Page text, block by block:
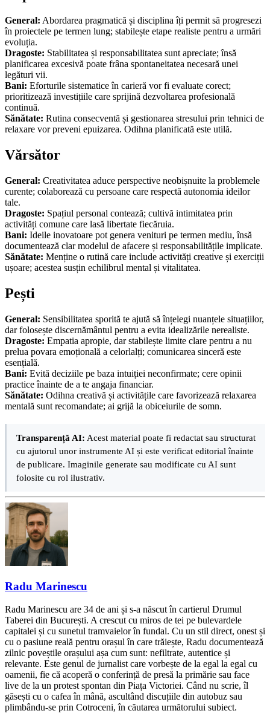
General: Abordarea pragmatică și disciplina îți permit să progresezi
în proiectele pe termen lung; stabilește etape realiste pentru a urmări
evoluția.
Dragoste: Stabilitatea și responsabilitatea sunt apreciate; însă
planificarea excesivă poate frâna spontaneitatea necesară unei
legături vii.
Bani: Eforturile sistematice în carieră vor fi evaluate corect;
prioritizează investițiile care sprijină dezvoltarea profesională
continuă.
Sănătate: Rutina consecventă și gestionarea stresului prin tehnici de
relaxare vor preveni epuizarea. Odihna planificată este utilă.
Vărsător
General: Creativitatea aduce perspective neobișnuite la problemele
curente; colaborează cu persoane care respectă autonomia ideilor
tale.
Dragoste: Spațiul personal contează; cultivă intimitatea prin
activități comune care lasă libertate fiecăruia.
Bani: Ideile inovatoare pot genera venituri pe termen mediu, însă
documentează clar modelul de afacere și responsabilitățile implicate.
Sănătate: Menține o rutină care include activități creative și exerciții
ușoare; acestea susțin echilibrul mental și vitalitatea.
Pești
General: Sensibilitatea sporită te ajută să înțelegi nuanțele situațiilor,
dar folosește discernământul pentru a evita idealizările nerealiste.
Dragoste: Empatia apropie, dar stabilește limite clare pentru a nu
prelua povara emoțională a celorlalți; comunicarea sinceră este
esențială.
Bani: Evită deciziile pe baza intuiției neconfirmate; cere opinii
practice înainte de a te angaja financiar.
Sănătate: Odihna creativă și activitățile care favorizează relaxarea
mentală sunt recomandate; ai grijă la obiceiurile de somn.
Transparență AI: Acest material poate fi redactat sau structurat
cu ajutorul unor instrumente AI și este verificat editorial înainte
de publicare. Imaginile generate sau modificate cu AI sunt
folosite cu rol ilustrativ.
Radu Marinescu
Radu Marinescu are 34 de ani și s-a născut în cartierul Drumul
Taberei din București. A crescut cu miros de tei pe bulevardele
capitalei și cu sunetul tramvaielor în fundal. Cu un stil direct, onest și
cu o pasiune reală pentru orașul în care trăiește, Radu documentează
zilnic poveștile orașului așa cum sunt: nefiltrate, autentice și
relevante. Este genul de jurnalist care vorbește de la egal la egal cu
oamenii, fie că acoperă o conferință de presă la primărie sau face
live de la un protest spontan din Piața Victoriei. Când nu scrie, îl
găsești cu o cafea în mână, ascultând discuțiile din autobuz sau
plimbându-se prin Cotroceni, în căutarea următorului subiect.